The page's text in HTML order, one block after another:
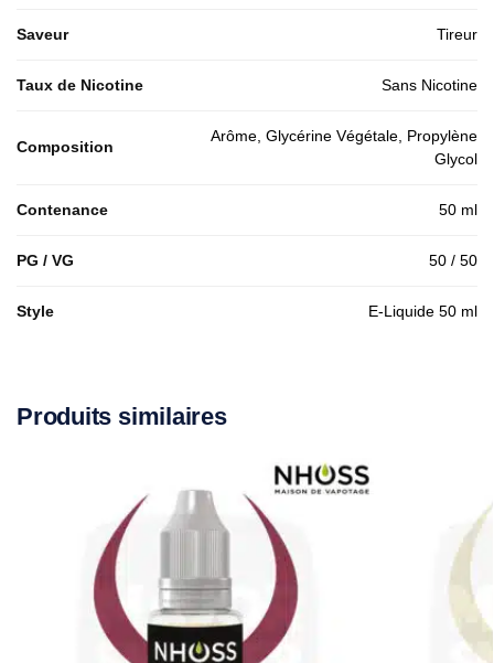
Saveur Tireur
Taux de Nicotine Sans Nicotine
Composition
Arôme, Glycérine Végétale, Propylène
Glycol
Contenance 50 ml
PG / VG 50 / 50
Style E-Liquide 50 ml
Produits similaires